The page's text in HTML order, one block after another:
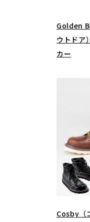
Golden
ウトドア
カー
Cosby（